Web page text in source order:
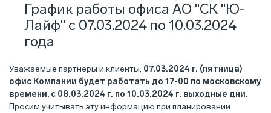
График работы офиса АО "СК "Ю-
Лайф" с 07.03.2024 по 10.03.2024
года
Уважаемые партнеры и клиенты, 07.03.2024 г. (пятница)
офис Компании будет работать до 17-00 по московскому
времени, с 08.03.2024 г. по 10.03.2024 г. выходные дни.
Просим учитывать эту информацию при планировании